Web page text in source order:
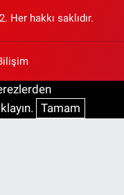
Her hakkı saklıdır.
Tamam